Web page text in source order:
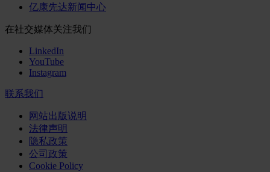
亿康先达新闻中心
在社交媒体关注我们
LinkedIn
YouTube
Instagram
联系我们
网站出版说明
法律声明
隐私政策
公司政策
Cookie Policy